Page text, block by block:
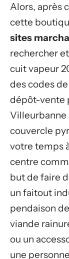
Alors, après
cette
sites
rechercher
cuit vapeur
des codes
dépôt-vente
Villeurbanne
couvercle
votre temps
centre
but de faire
un faitout
pendaison
viande
ou un
une